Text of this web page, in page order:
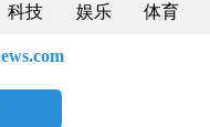
科技 娱乐 体育